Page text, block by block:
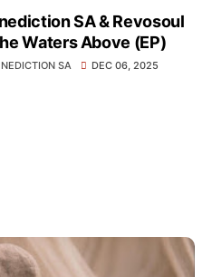
SA & Revosoul
Waters Above (EP)
SA DEC 06, 2025